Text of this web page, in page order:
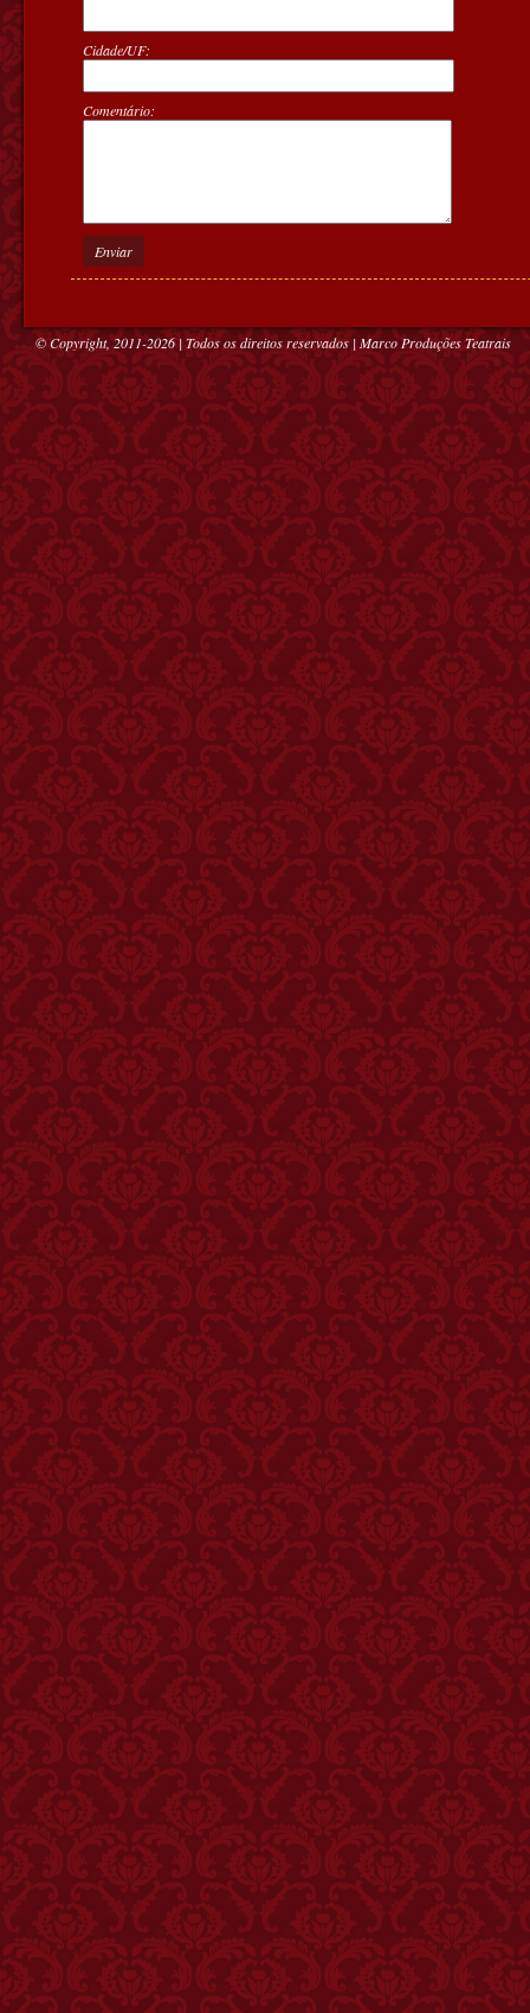
Cidade/UF:
Comentário:
Enviar
© Copyright, 2011-2026 | Todos os direitos reservados | Marco Produções Teatrais